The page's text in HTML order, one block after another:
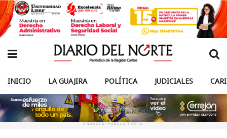
INICIO LA GUAJIRA POLÍTICA JUDICIALES
ANUNCIO PUBLICITARIO